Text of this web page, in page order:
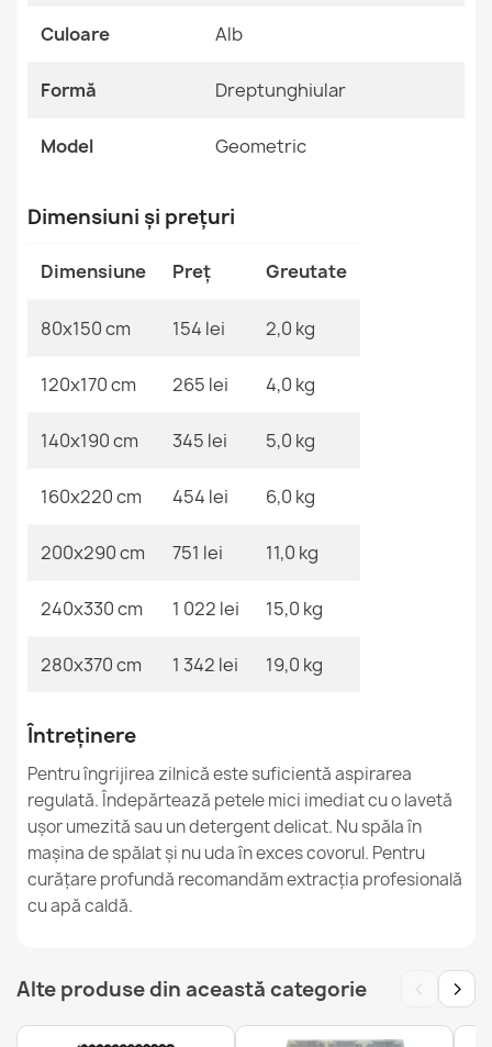
Covor FUSION 9777 Crem Bej Geometric
153,90 lej
153,90 lej
Covor FUSION Gri Marmură
153,90 lej
Culoare Alb
Formă Dreptunghiular
Model Geometric
Dimensiuni și prețuri
Dimensiune Preț Greutate
80x150 cm 154 lei 2,0 kg
120x170 cm 265 lei 4,0 kg
140x190 cm 345 lei 5,0 kg
160x220 cm 454 lei 6,0 kg
200x290 cm 751 lei 11,0 kg
240x330 cm 1 022 lei 15,0 kg
280x370 cm 1 342 lei 19,0 kg
Întreținere
Pentru îngrijirea zilnică este suficientă aspirarea
regulată. Îndepărtează petele mici imediat cu o lavetă
ușor umezită sau un detergent delicat. Nu spăla în
mașina de spălat și nu uda în exces covorul. Pentru
curățare profundă recomandăm extracția profesională
cu apă caldă.
Alte produse din această categorie ‹ ›